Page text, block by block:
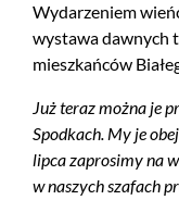
Wydarzeniem
wystawa dawnych
mieszkańców
Już teraz można je
Spodkach. My je
lipca zaprosimy na
w naszych szafach